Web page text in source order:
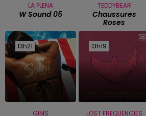
LA PLENA
W Sound 05
TEDDYBEAR
Chaussures
Roses
13h21
13h21
GIMS
13h19
13h19
LOST FREQUENCIES